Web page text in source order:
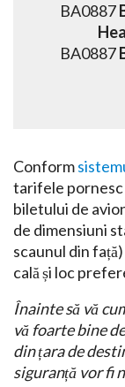
BA0887
BA0887
Conform
tarifele pornesc
biletului de
de dimensiuni
scaunul din
cală și loc
Înainte să vă
vă foarte bine
din țara de
siguranță vor fi